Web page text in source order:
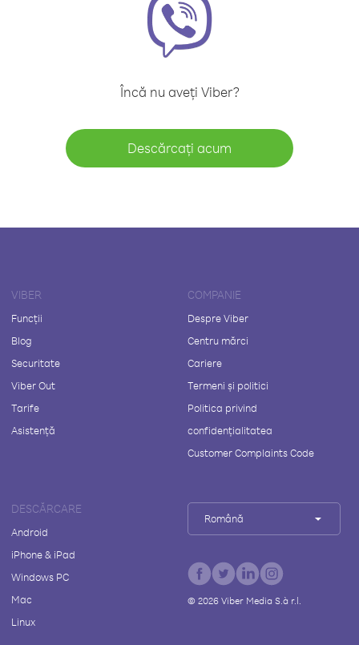
Încă nu aveți Viber?
Descărcați acum
VIBER
Funcții
Blog
Securitate
Viber Out
Tarife
Asistență
COMPANIE
Despre Viber
Centru mărci
Cariere
Termeni și politici
Politica privind
confidențialitatea
Customer Complaints Code
DESCĂRCARE
Android
iPhone & iPad
Windows PC
Mac
Linux
Română
© 2026Viber Media S.à r.l.